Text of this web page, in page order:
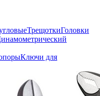
ТрещоткиГоловки
Ключи для